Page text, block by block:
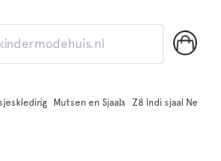
Mutsen en Sjaals Z8 Indi sjaal Neon